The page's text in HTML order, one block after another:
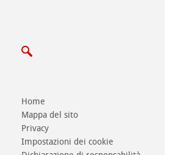
Home
Mappa del sito
Privacy
Impostazioni dei cookie